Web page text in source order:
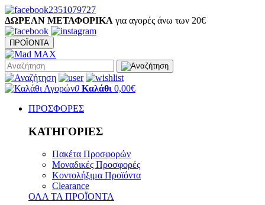
2351079727
ΔΩΡΕΑΝ ΜΕΤΑΦΟΡΙΚΑ για αγορές άνω των 20€
ΠΡΟΪΟΝΤΑ
0 Καλάθι 0,00€
ΠΡΟΣΦΟΡΕΣ
ΚΑΤΗΓΟΡΙΕΣ
Πακέτα Προσφορών
Μοναδικές Προσφορές
Κοντολήξιμα Προϊόντα
Clearance
ΟΛΑ ΤΑ ΠΡΟΪΟΝΤΑ